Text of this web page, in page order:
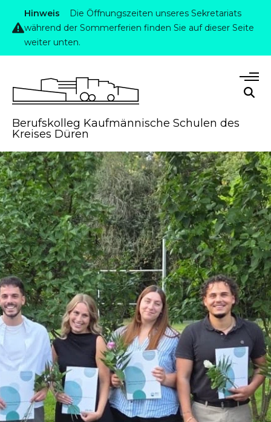
Hinweis
Die Öffnungszeiten unseres Sekretariats
während der Sommerferien finden Sie auf dieser Seite
weiter unten.
Berufskolleg Kaufmännische Schulen des
Kreises Düren